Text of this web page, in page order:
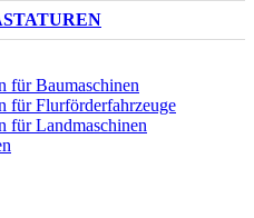
für Baumaschinen
für Flurförderfahrzeuge
für Landmaschinen